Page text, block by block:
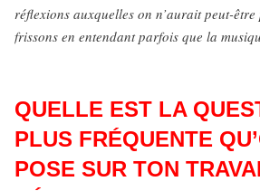
réflexions auxquelles on n’aurait peut-
frissons en entendant parfois que la
QUELLE EST LA
PLUS FRÉQUENTE
POSE SUR TON